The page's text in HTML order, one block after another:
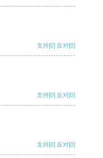
支持[0] 反对[0]
支持[0] 反对[0]
支持[0] 反对[0]